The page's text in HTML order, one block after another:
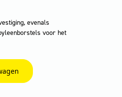
evenals
voor het